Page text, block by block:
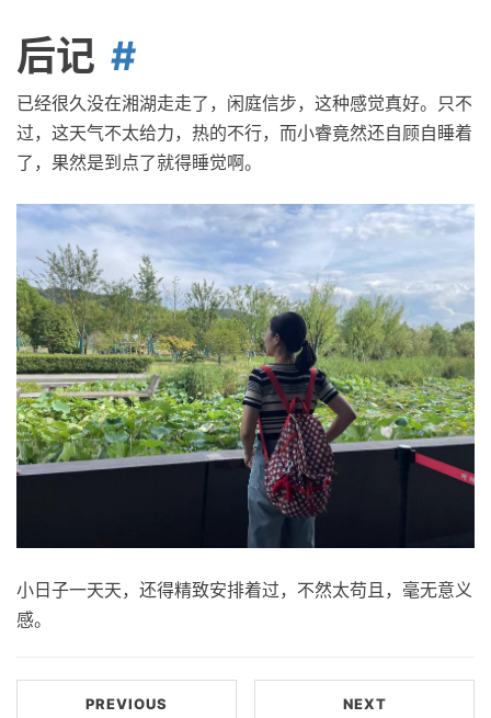
后记
已经很久没在湘湖走走了，闲庭信步，这种感觉真好。只不
过，这天气不太给力，热的不行，而小睿竟然还自顾自睡着
了，果然是到点了就得睡觉啊。
小日子一天天，还得精致安排着过，不然太苟且，毫无意义
感。
PREVIOUS
NEXT